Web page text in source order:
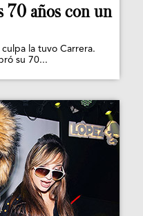
70 años con un
la tuvo Carrera.
su 70...